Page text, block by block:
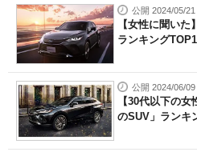
公開 2024/05/21
【女性に聞いた
ランキング
公開 2024/06/09
【30代以下の
のSUV」ラン